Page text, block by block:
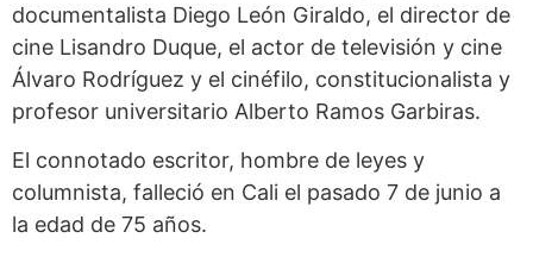
documentalista Diego León Giraldo, el director de
cine Lisandro Duque, el actor de televisión y cine
Álvaro Rodríguez y el cinéfilo, constitucionalista y
profesor universitario Alberto Ramos Garbiras.
El connotado escritor, hombre de leyes y
columnista, falleció en Cali el pasado 7 de junio a
la edad de 75 años.